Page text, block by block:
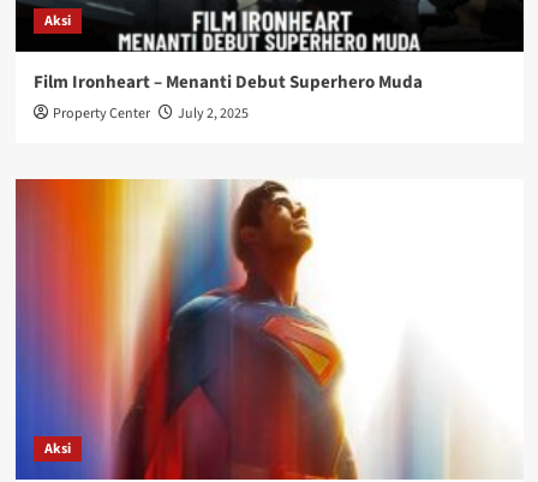
Aksi
Film Ironheart – Menanti Debut Superhero Muda
Property Center July 2, 2025
Aksi